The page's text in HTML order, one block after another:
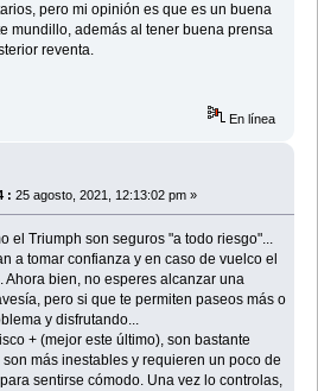
pero mi opinión es que es un buena
mundillo, además al tener buena prensa
reventa.
En línea
: 25 agosto, 2021, 12:13:02 pm »
el Triumph son seguros "a todo riesgo"...
a tomar confianza y en caso de vuelco el
Ahora bien, no esperes alcanzar una
pero si que te permiten paseos más o
y disfrutando...
+ (mejor este último), son bastante
más inestables y requieren un poco de
sentirse cómodo. Una vez lo controlas,